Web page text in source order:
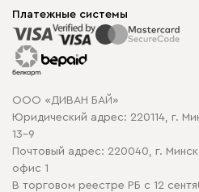
Способы оплаты
Рассрочка и кредит
Гарантия
Карта сайта
Политика конфиденциальности
Политика в отношении
Корпусная мебель
Распродажа мебели
Платежные системы
ООО «ДИВАН БАЙ»
Юридический адрес: 220114, г.
13-9
Почтовый адрес: 220040, г.
офис 1
В торговом реестре РБ с 12